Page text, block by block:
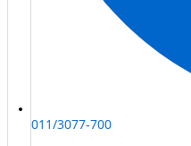
011/3077-700